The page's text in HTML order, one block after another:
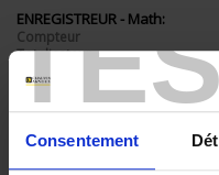
Consentement
ENREGISTREUR - Math:
Compteur
Totalisateur
Timer
ENREGISTREUR - Montage:
En armoire